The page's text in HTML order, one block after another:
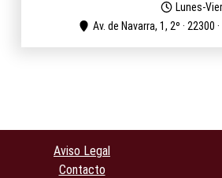
Lunes-
Av. de Navarra, 1, 2º · 22300
Aviso Legal
Contacto